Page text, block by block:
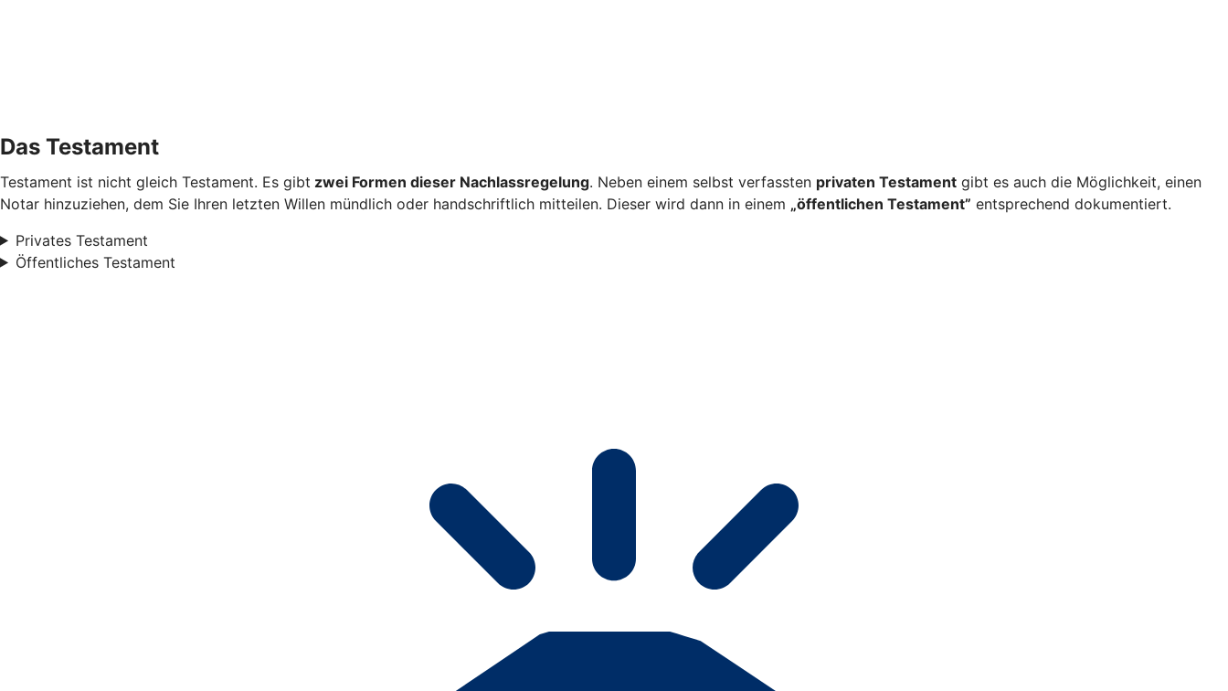
Das Testament
Testament ist nicht gleich Testament. Es gibt zwei Formen dieser Nachlassregelung. Neben einem selbst verfassten privaten Testament gibt es auch die Möglichkeit, einen
Notar hinzuziehen, dem Sie Ihren letzten Willen mündlich oder handschriftlich mitteilen. Dieser wird dann in einem „öffentlichen Testament” entsprechend dokumentiert.
Privates Testament
Öffentliches Testament